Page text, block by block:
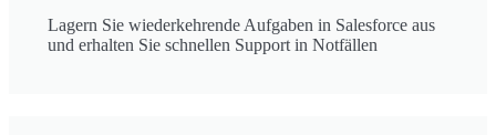
Lagern Sie wiederkehrende Aufgaben in Salesforce aus
und erhalten Sie schnellen Support in Notfällen